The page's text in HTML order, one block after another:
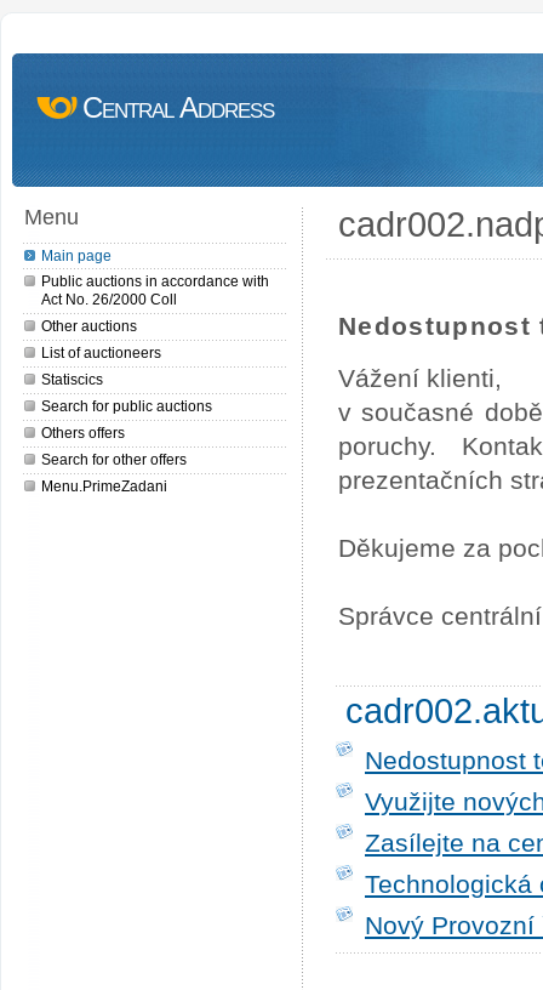
Central Address
Menu
Main page
Public auctions in accordance with
Act No. 26/2000 Coll
Other auctions
List of auctioneers
Statiscics
Search for public auctions
Others offers
Search for other offers
Menu.PrimeZadani
Nedostupnost
Vážení klienti,
v současné
poruchy.
prezentačních
Děkujeme za
Správce
Nedostupnost
Využijte
Zasílejte na
Technologická
Nový